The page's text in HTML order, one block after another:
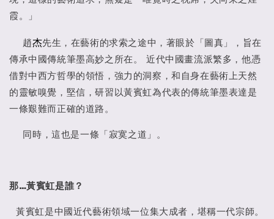
霞。」
趙杰先生，在藝術的求索之途中，著眼於「圖真」，旨在
傳承中國傳統筆墨高妙之所在。 近代中國畫流派繁多，他憑
借對中西方哲學的領悟，強力的洞察，和自身在藝術上天然
的靈敏嗅覺，堅信，研習以黃賓虹為代表的傳統筆墨表達是
一條艱難而正確的道路。
同時，這也是一條「寂寞之道」。
那…黃賓虹是誰？
黃賓虹是中國近代藝術領域一位集大成者，堪稱一代宗師。